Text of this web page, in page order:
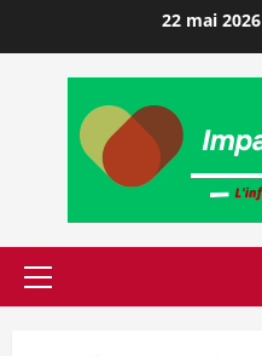
22 mai 2026